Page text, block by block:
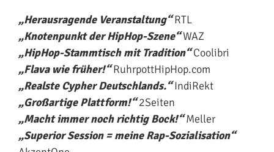
„Herausragende Veranstaltung“RTL
„Knotenpunkt der HipHop-Szene“WAZ
„HipHop-Stammtisch mit Tradition“Coolibri
„Flava wie früher!“RuhrpottHipHop.com
„Realste Cypher Deutschlands.“IndiRekt
„Großartige Plattform!“2Seiten
„Macht immer noch richtig Bock!“Meller
„Superior Session = meine Rap-Sozialisation“